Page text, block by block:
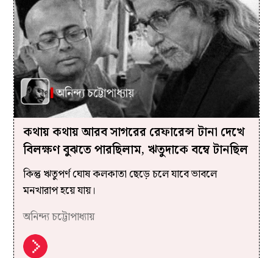
কথায় কথায় আরব সাগরের রেফারেন্স টানা দেখে
বিলক্ষণ বুঝতে পারছিলাম, ঋতুদাকে বম্বে টানছিল
কিন্তু ঋতুপর্ণ ঘোষ কলকাতা ছেড়ে চলে যাবে ভাবলে
মনখারাপ হয়ে যায়।
অনিন্দ্য চট্টোপাধ্যায়